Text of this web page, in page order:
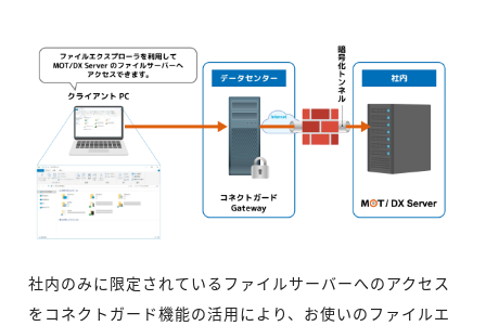
社内のみに限定されているファイルサーバーへのアクセス
をコネクトガード機能の活用により、お使いのファイルエ